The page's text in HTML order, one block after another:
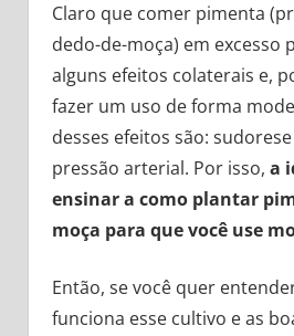
Claro que comer pimenta
dedo-de-moça) em excesso
alguns efeitos colaterais e,
fazer um uso de forma
desses efeitos são:
pressão arterial. Por isso, a
ensinar a como plantar
moça para que você use
Então, se você quer
funciona esse cultivo e as